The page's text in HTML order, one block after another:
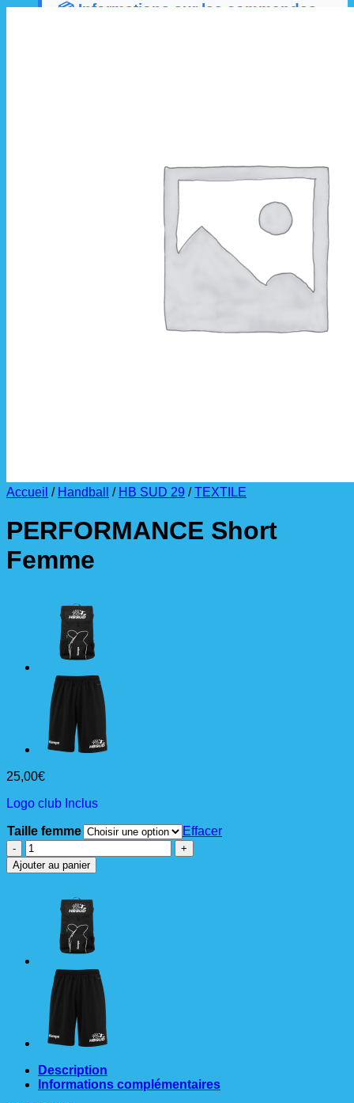
📦 Informations sur les commandes
La commande est à récupérer auprès du
référent des équipements du club
.
Accueil / Handball / HB SUD 29 / TEXTILE
PERFORMANCE Short
Femme
25,00€
Logo club Inclus
Taille femme
Effacer
quantité
de
PERFORMANCE
Femme
Ajouter au panier
Description
Informations complémentaires